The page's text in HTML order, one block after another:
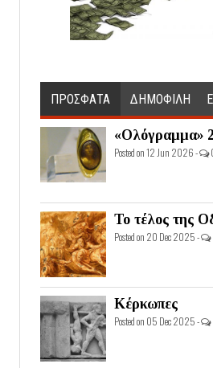
ΠΡΟΣΦΑΤΑ ΔΗΜΟΦΙΛΗ
«Ολόγραμμα»
Posted on 12 Jun 2026 -
Το τέλος της
Posted on 20 Dec 2025 -
Κέρκωπες
Posted on 05 Dec 2025 -